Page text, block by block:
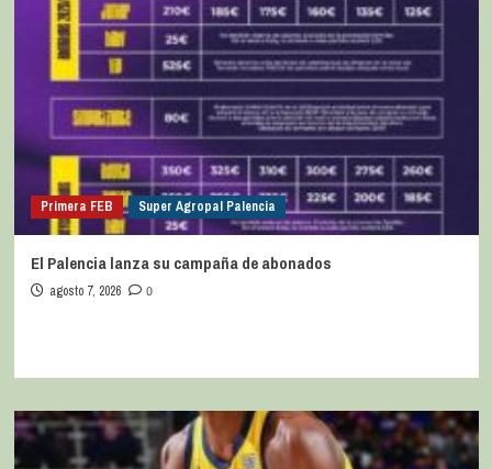
Primera FEB Super Agropal Palencia
El Palencia lanza su campaña de abonados
agosto 7, 2026 0